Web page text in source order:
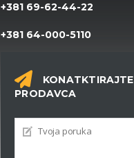
+381 69-62-44-22
+381 64-000-5110
KONATKTIRAJTE
PRODAVCA